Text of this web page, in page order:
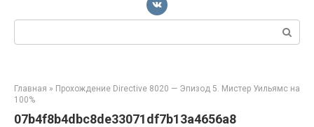
Поиск:
Главная » Прохождение Directive 8020 — Эпизод 5. Мистер Уильямс на
100%
07b4f8b4dbc8de33071df7b13a4656a8